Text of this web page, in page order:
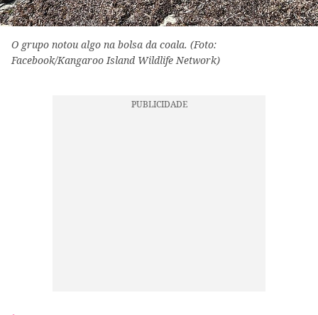
O grupo notou algo na bolsa da coala. (Foto:
Facebook/Kangaroo Island Wildlife Network)